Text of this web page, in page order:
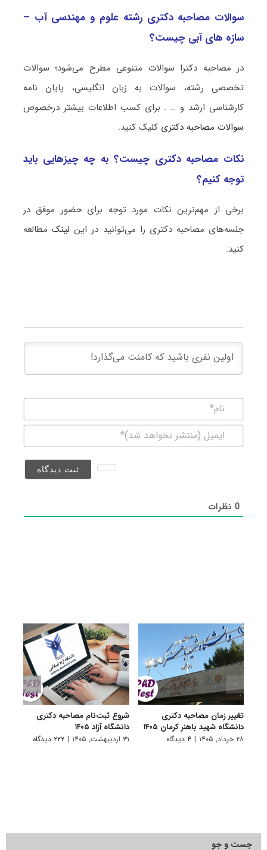
سوالات مصاحبه دکتری رشته علوم و مهندسی آب –
سازه ‌های آبی چیست؟
در مصاحبه دکترا سوالات متنوعی مطرح می‌شود؛ سوالات
تخصصی رشته، سوالات به زبان انگلیسی، پایان نامه
کارشناسی ارشد و … . برای کسب اطلاعات بیشتر درخصوص
سوالات مصاحبه دکتری کلیک کنید.
نکات مصاحبه دکتری چیست؟ به چه چیزهایی باید
توجه کنیم؟
برخی از مهم‌ترین نکات مورد توجه برای حضور موفق در
جلسه‌های مصاحبه دکتری را می‌توانید در این لینکمطالعه
کنید.
(منتشر
0نظرات
تغییر زمان مصاحبه دکتری
دانشگاه شهید باهنر کرمان ۱۴۰۵
۲۸ خرداد, ۱۴۰۵ | ۴ دیدگاه
شروع ثبت‌نام مصاحبه دکتری
دانشگاه آزاد ۱۴۰۵
۳۱ اردیبهشت, ۱۴۰۵ | ۲۲۲ دیدگاه
جست و جو